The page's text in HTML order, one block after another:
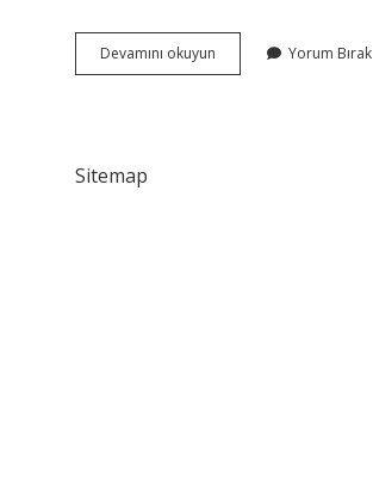
Devamını okuyun Biyokimyasal
Analizler
Yorum Bırak
Sitemap